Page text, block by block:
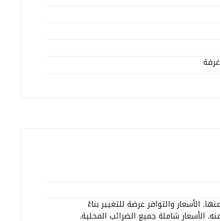
الأسعار والتوافر عرضة للتغيير بناءً
الأسعار شاملة جميع الضرائب المحلية.